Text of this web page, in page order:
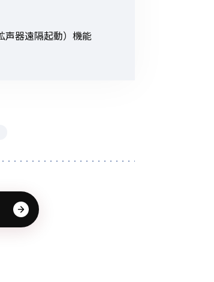
声器遠隔起動）機能